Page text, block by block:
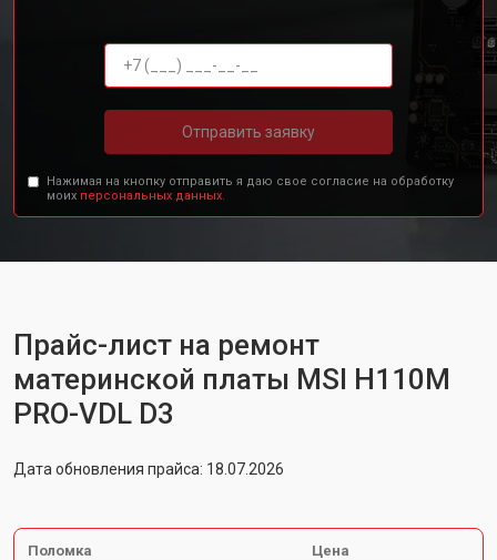
Отправить заявку
Нажимая на кнопку отправить я даю свое согласие на обработку
моих персональных данных.
Прайс-лист на ремонт
материнской платы MSI H110M
PRO-VDL D3
Дата обновления прайса: 18.07.2026
Поломка Цена